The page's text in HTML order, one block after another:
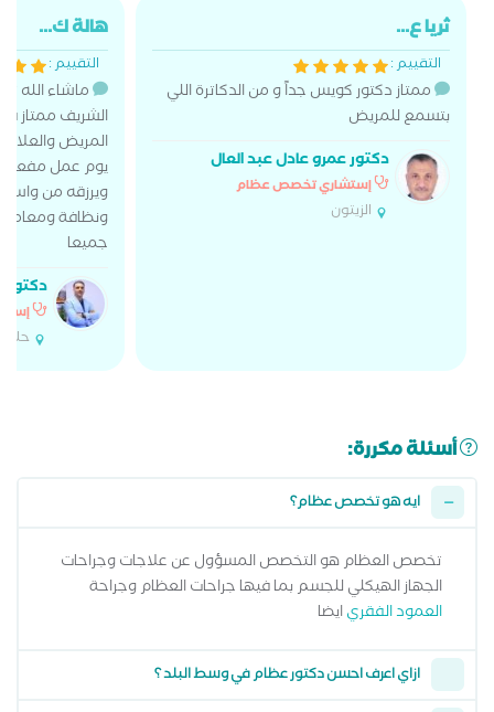
ثريا ع...
التقييم :
ممتاز دكتور كويس جداً و من الدكاترة اللي
بتسمع للمريض
دكتور عمرو عادل عبد العال
إستشاري تخصص عظام
الزيتون
هالة ك...
التقييم :
ماشاء الله
الشريف ممتاز
المريض والعلاج
يوم عمل مفعول
ويرزقه من
ونظافة
جميعا
أسئلة مكررة:
ايه هو تخصص عظام؟
تخصص العظام هو التخصص المسؤول عن علاجات وجراحات
الجهاز الهيكلي للجسم بما فيها جراحات العظام وجراحة
العمود الفقريايضا
ازاي اعرف احسن دكتور عظام في وسط البلد ؟